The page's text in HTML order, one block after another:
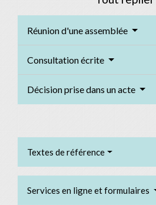
Réunion d'une assemblée
Consultation écrite
Décision prise dans un acte
Textes de référence
Services en ligne et formulaires